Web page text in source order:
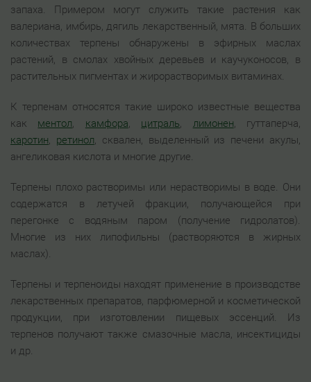
запаха. Примером могут служить такие растения как
валериана, имбирь, дягиль лекарственный, мята. В больших
количествах терпены обнаружены в эфирных маслах
растений, в смолах хвойных деревьев и каучуконосов, в
растительных пигментах и жирорастворимых витаминах.
К терпенам относятся такие широко известные вещества
как ментол, камфора, цитраль, лимонен, гуттаперча,
каротин, ретинол, сквален, выделенный из печени акулы,
ангеликовая кислота и многие другие.
Терпены плохо растворимы или нерастворимы в воде. Они
содержатся в летучей фракции, получающейся при
перегонке с водяным паром (получение гидролатов).
Многие из них липофильны (растворяются в жирных
маслах).
Терпены и терпеноиды находят применение в производстве
лекарственных препаратов, парфюмерной и косметической
продукции, при изготовлении пищевых эссенций. Из
терпенов получают также смазочные масла, инсектициды
и др.